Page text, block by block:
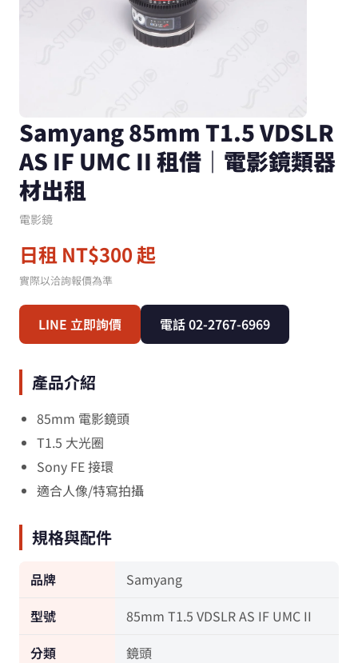
Samyang 85mm T1.5 VDSLR
AS IF UMC II 租借｜電影鏡類器
材出租
電影鏡
日租 NT$300 起
實際以洽詢報價為準
LINE 立即詢價 電話 02-2767-6969
產品介紹
85mm 電影鏡頭
T1.5 大光圈
Sony FE 接環
適合人像/特寫拍攝
規格與配件
品牌
Samyang
型號
85mm T1.5 VDSLR AS IF UMC II
分類
鏡頭